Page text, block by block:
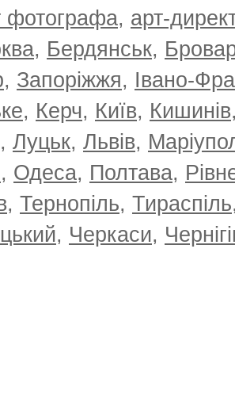
фотографа, арт-
, Бердянськ,
, Запоріжжя, Івано-
, Керч, Київ, Кишинів
, Луцьк, Львів,
, Одеса, Полтава,
, Тернопіль, Тираспіль
, Черкаси,